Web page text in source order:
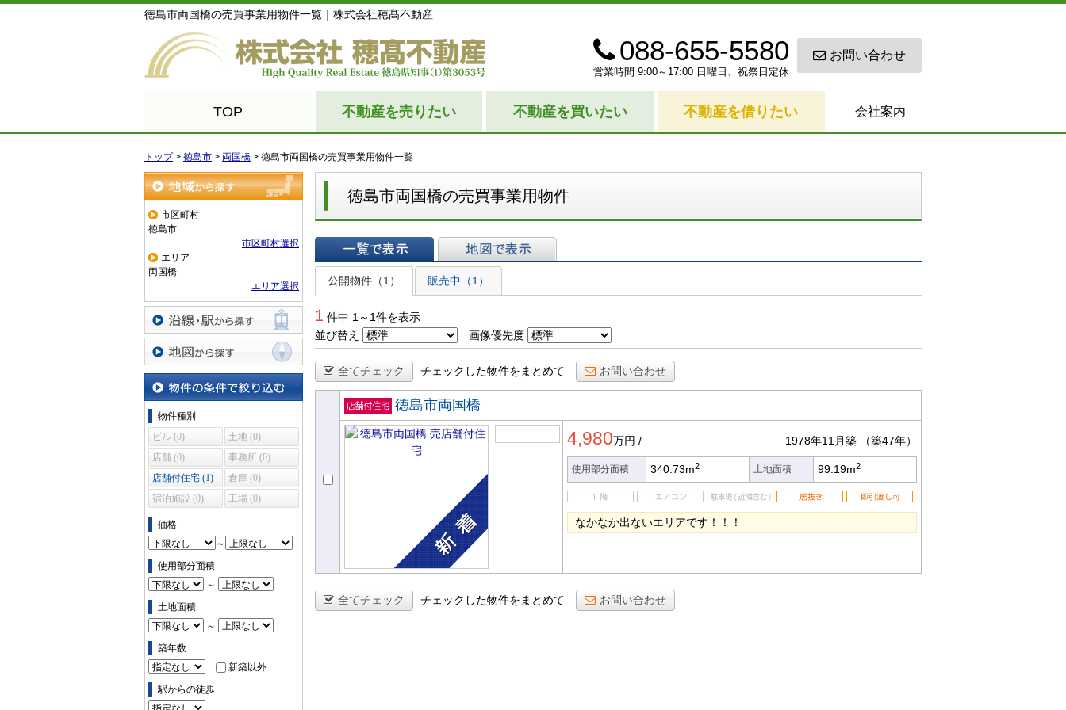
徳島市両国橋の売買事業用物件一覧｜株式会社穂髙不動産
お問い合わせ
088-655-5580
営業時間 9:00～17:00 日曜日、祝祭日定休
TOP 不動産を売りたい 不動産を買いたい 不動産を借りたい 会社案内
トップ> 徳島市 > 両国橋 > 徳島市両国橋の売買事業用物件一覧
地域から探す
市区町村
徳島市
市区町村選択
エリア
両国橋
エリア選択
沿線・駅から探す
地図から探す
物件の条件で絞り込む
物件種別
ビル (0)
土地 (0)
店舗 (0)
事務所 (0)
店舗付住宅 (1)
倉庫 (0)
宿泊施設 (0)
工場 (0)
価格
～
使用部分面積
～
土地面積
～
築年数
新築以外
駅からの徒歩
徳島市両国橋の売買事業用物件
一覧で表示
地図で表示
公開物件（1）
販売中（1）
1 件中 1～1件を表示
並び替え
画像優先度
全てチェック チェックした物件をまとめて お問い合わせ
売店舗付
住宅
徳島市両国橋
4,980万円 / 1978年11月築 （築47年）
使用部分面積 340.73m2 土地面積 99.19m2
なかなか出ないエリアです！！！
全てチェック チェックした物件をまとめて お問い合わせ